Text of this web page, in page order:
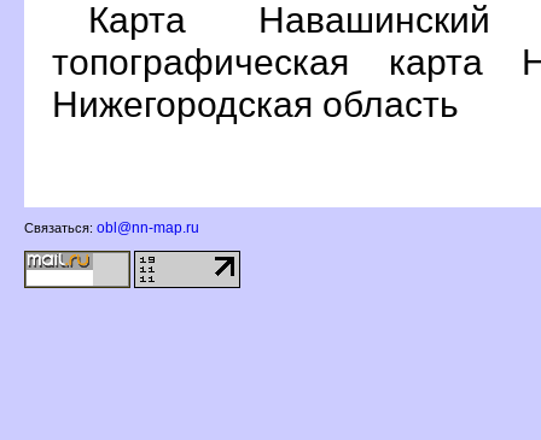
Карта
топографическая карта
Нижегородская область
Связаться: obl@nn-map.ru